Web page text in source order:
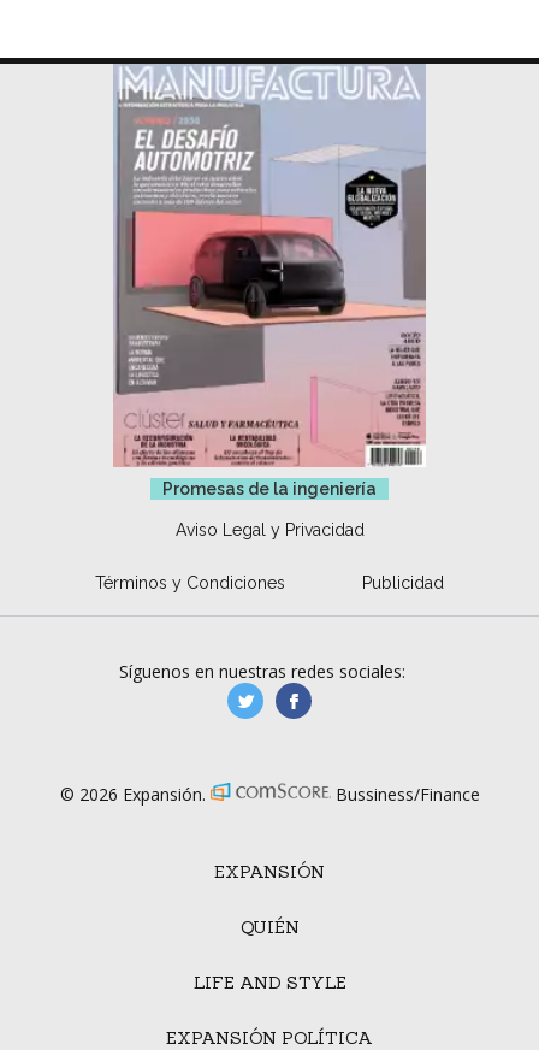
Promesas de la ingeniería
Aviso Legal y Privacidad
Términos y Condiciones Publicidad
EXPANSIÓN
QUIÉN
LIFE AND STYLE
EXPANSIÓN POLÍTICA
Síguenos en nuestras redes sociales:
manufacturaGE
© 2026 Expansión. Bussiness/Finance